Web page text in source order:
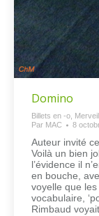
Domino
Billets en -o
Par MAC 8
Auteur invité
Voilà un bien
l’évidence il
en bouche,
voyelle que
vocabulaire,
Rimbaud